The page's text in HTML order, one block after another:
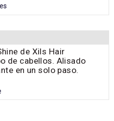
de Xils Hair
de cabellos. Alisado
en un solo paso.